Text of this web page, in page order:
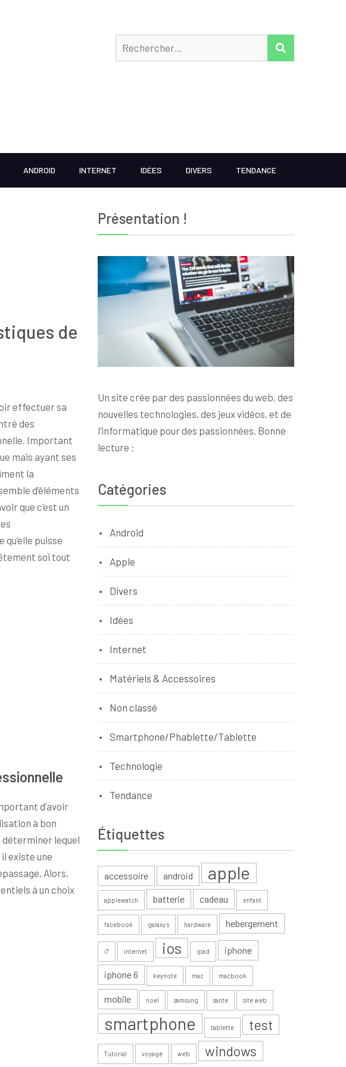
ANDROID INTERNET IDÉES DIVERS TENDANCE
de
effectuer sa
des
Important
mais ayant ses
la
d’éléments
que c’est un
puisse
soi tout
d’avoir
à bon
lequel
existe une
Alors,
à un choix
Présentation !
Un site crée par des passionnées du web, des
nouvelles technologies, des jeux vidéos, et de
l’informatique pour des passionnées. Bonne
lecture :
Catégories
Android
Apple
Divers
Idées
Internet
Matériels & Accessoires
Non classé
Smartphone/Phablette/Tablette
Technologie
Tendance
Étiquettes
accessoire android apple
applewatch batterie cadeau enfant
facebook galaxy s hardware hebergement
i7 internet ios ipad iphone
iphone 6 keynote mac macbook
mobile noel samsung sante site web
smartphone tablette test
Tutorial voyage web windows